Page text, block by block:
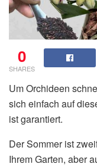
0
SHARES
Um Orchideen
sich einfach auf
ist garantiert.
Der Sommer ist
Ihrem Garten, aber